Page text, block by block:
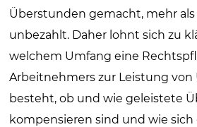
Überstunden gemacht, mehr
unbezahlt. Daher lohnt sich zu
welchem Umfang eine
Arbeitnehmers zur Leistung
besteht, ob und wie geleistete
kompensieren sind und wie sich